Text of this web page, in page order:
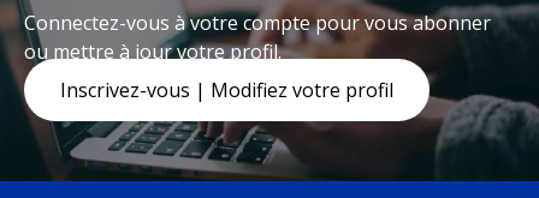
Connectez-vous à votre compte pour vous abonner
ou mettre à jour votre profil.
Inscrivez-vous | Modifiez votre profil